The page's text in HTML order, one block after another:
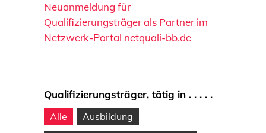
Neuanmeldung für
Qualifizierungsträger als Partner im
Netzwerk-Portal netquali-bb.de
Qualifizierungsträger, tätig in . . . . .
Alle
Ausbildung